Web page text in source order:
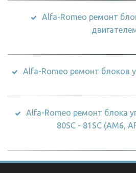
Alfa-Romeo ремонт
Alfa-Romeo ремонт блоков
Alfa-Romeo ремонт блока
80SC - 81SC (AM6,